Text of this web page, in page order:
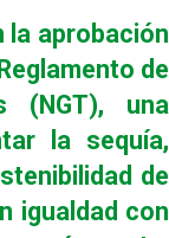
aprobación
de
(NGT), una
la sequía,
de
igualdad con